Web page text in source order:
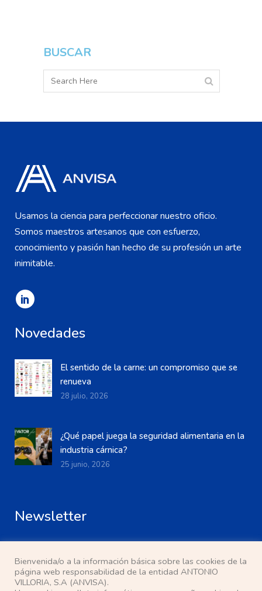
BUSCAR
Usamos la ciencia para perfeccionar nuestro oficio.
Somos maestros artesanos que con esfuerzo,
conocimiento y pasión han hecho de su profesión un arte
inimitable.
Novedades
El sentido de la carne: un compromiso que se
renueva
28 julio, 2026
¿Qué papel juega la seguridad alimentaria en la
industria cárnica?
25 junio, 2026
Newsletter
Bienvenida/o a la información básica sobre las cookies de la
página web responsabilidad de la entidad ANTONIO
VILLORIA, S.A (ANVISA).